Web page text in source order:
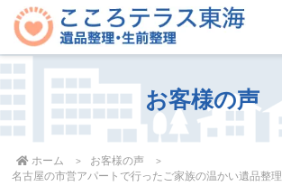
お客様の声
ホーム
お客様の声
名古屋の市営アパートで行ったご家族の温かい遺品整理